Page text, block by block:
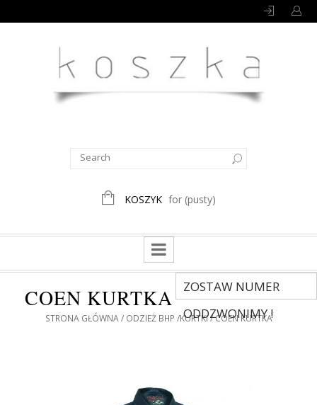
KOSZYK for (pusty)
ZOSTAW NUMER
ODDZWONIMY !
COEN KURTKA
STRONA GŁÓWNA ODZIEŻ BHP KURTKI COEN KURTKA